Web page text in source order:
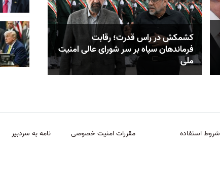
کشمکش در راس قدرت؛ رقابت
فرماندهان سپاه بر سر شورای عالی امنیت
ملی
شروط استفاده مقررات امنیت خصوصی نامه به سردبیر